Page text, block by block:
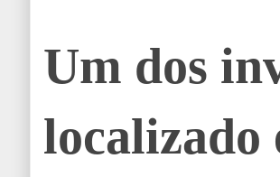
Um dos
localizado